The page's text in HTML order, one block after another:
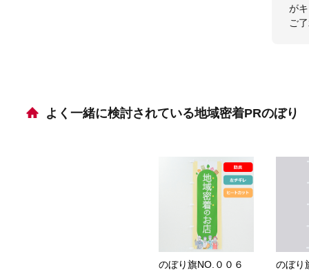
が
ご
よく一緒に検討されている地域密着PRのぼり
のぼり旗NO.００６
のぼ